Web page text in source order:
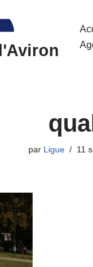
par Ligue 11